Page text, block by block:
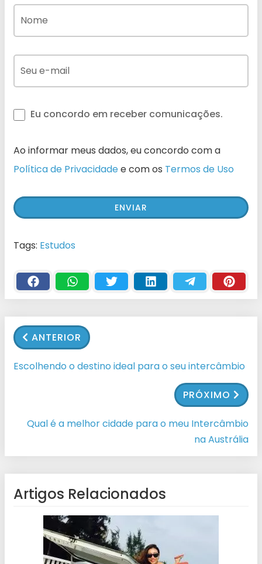
Eu concordo em receber comunicações.
Ao informar meus dados, eu concordo com a
Política de Privacidadee com os Termos de Uso
Tags: Estudos
ANTERIOR
Escolhendo o destino ideal para o seu intercâmbio
PRÓXIMO
Qual é a melhor cidade para o meu Intercâmbio
na Austrália
Artigos Relacionados